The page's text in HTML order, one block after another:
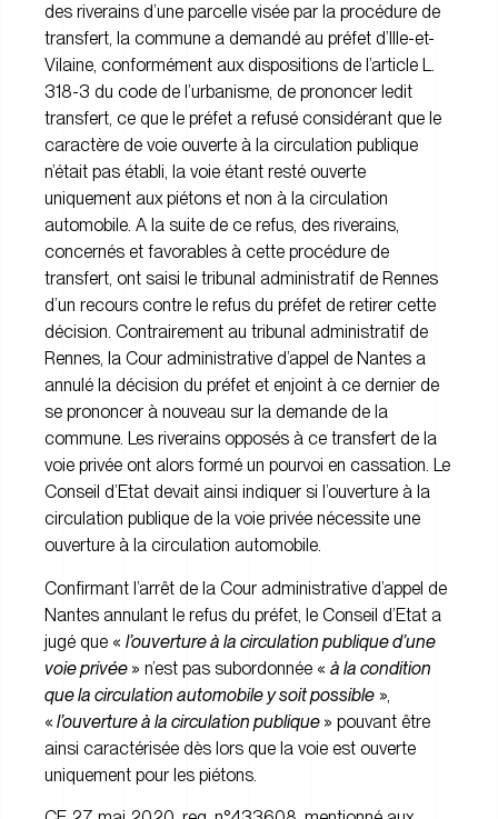
des riverains d’une parcelle visée par la procédure de
transfert, la commune a demandé au préfet d’Ille-et-
Vilaine, conformément aux dispositions de l’article L.
318-3 du code de l’urbanisme, de prononcer ledit
transfert, ce que le préfet a refusé considérant que le
caractère de voie ouverte à la circulation publique
n’était pas établi, la voie étant resté ouverte
uniquement aux piétons et non à la circulation
automobile. A la suite de ce refus, des riverains,
concernés et favorables à cette procédure de
transfert, ont saisi le tribunal administratif de Rennes
d’un recours contre le refus du préfet de retirer cette
décision. Contrairement au tribunal administratif de
Rennes, la Cour administrative d’appel de Nantes a
annulé la décision du préfet et enjoint à ce dernier de
se prononcer à nouveau sur la demande de la
commune. Les riverains opposés à ce transfert de la
voie privée ont alors formé un pourvoi en cassation. Le
Conseil d’Etat devait ainsi indiquer si l’ouverture à la
circulation publique de la voie privée nécessite une
ouverture à la circulation automobile.
Confirmant l’arrêt de la Cour administrative d’appel de
Nantes annulant le refus du préfet, le Conseil d’Etat a
jugé que « l’ouverture à la circulation publique d’une
voie privée » n’est pas subordonnée « à la condition
que la circulation automobile y soit possible »,
« l’ouverture à la circulation publique » pouvant être
ainsi caractérisée dès lors que la voie est ouverte
uniquement pour les piétons.